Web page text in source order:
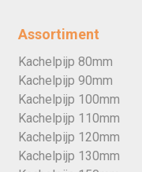
Assortiment
Kachelpijp 80mm
Kachelpijp 90mm
Kachelpijp 100mm
Kachelpijp 110mm
Kachelpijp 120mm
Kachelpijp 130mm